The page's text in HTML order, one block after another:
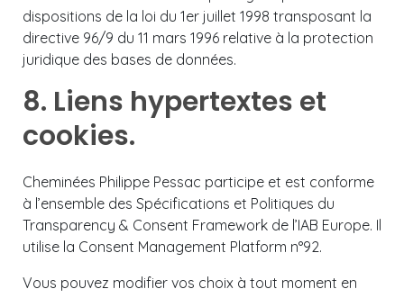
dispositions de la loi du 1er juillet 1998 transposant la
directive 96/9 du 11 mars 1996 relative à la protection
juridique des bases de données.
8. Liens hypertextes et
cookies.
Cheminées Philippe Pessac participe et est conforme
à l’ensemble des Spécifications et Politiques du
Transparency & Consent Framework de l’IAB Europe. Il
utilise la Consent Management Platform n°92.
Vous pouvez modifier vos choix à tout moment en